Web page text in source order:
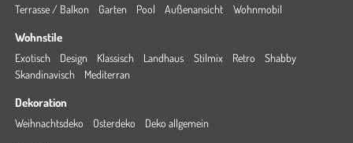
Terrasse / Balkon
Garten Pool Außenansicht Wohnmobil
Wohnstile
Exotisch Design Klassisch Landhaus Stilmix Retro
Shabby
Skandinavisch
Mediterran
Dekoration
Weihnachtsdeko Osterdeko Deko allgemein